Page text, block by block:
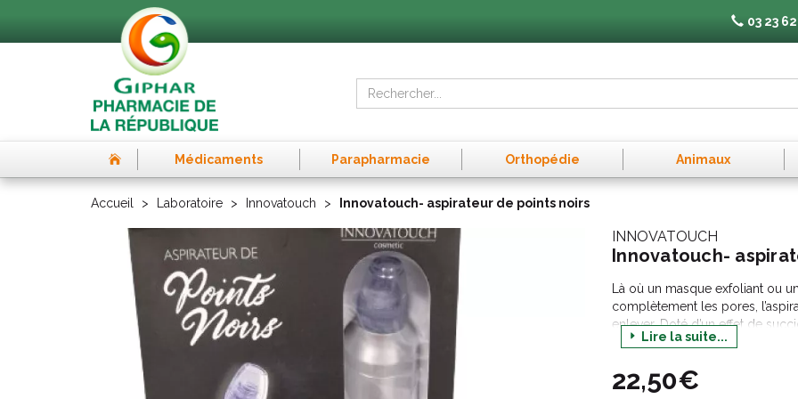
03 23
Médicaments Parapharmacie Orthopédie Animaux
Accueil Laboratoire Innovatouch Innovatouch- aspirateur de points noirs
INNOVATOUCH
Innovatouch-
Là où un masque exfoliant ou
complètement les pores,
enlever. Doté d’un effet de
laisse votre visage purifié et
Plusieurs embouts :
– Classique : Nettoie les zones
Lire la suite...
22,50€